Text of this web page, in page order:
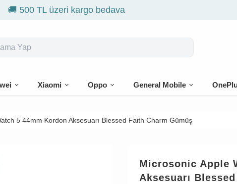
Xiaomi Oppo General Mobile
5 44mm Kordon Aksesuarı Blessed Faith Charm Gümüş
Microsonic Apple
Aksesuarı